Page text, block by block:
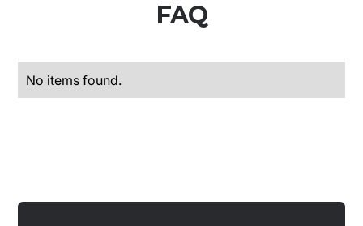
FAQ
No items found.